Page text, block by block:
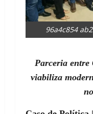
96a4c854
Parceria entre
viabiliza